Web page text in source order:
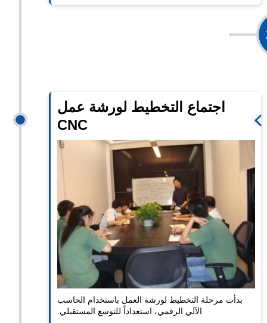
اجتماع التخطيط لورشة عمل
CNC
بدأت مرحلة التخطيط لورشة العمل باستخدام الحاسب
الآلي الرقمي، استعداداً للتوسع المستقبلي.